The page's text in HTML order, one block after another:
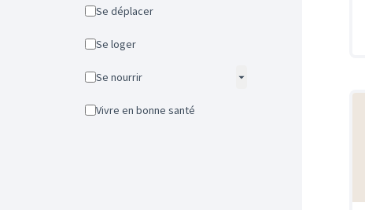
Se déplacer
Se loger
Se nourrir
Vivre en bonne santé